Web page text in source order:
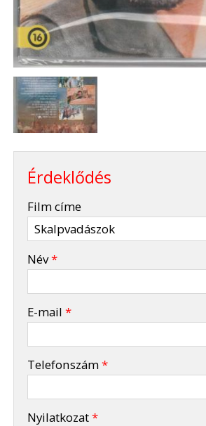
Érdeklődés
Film címe
Név*
E-mail*
Telefonszám*
Nyilatkozat*